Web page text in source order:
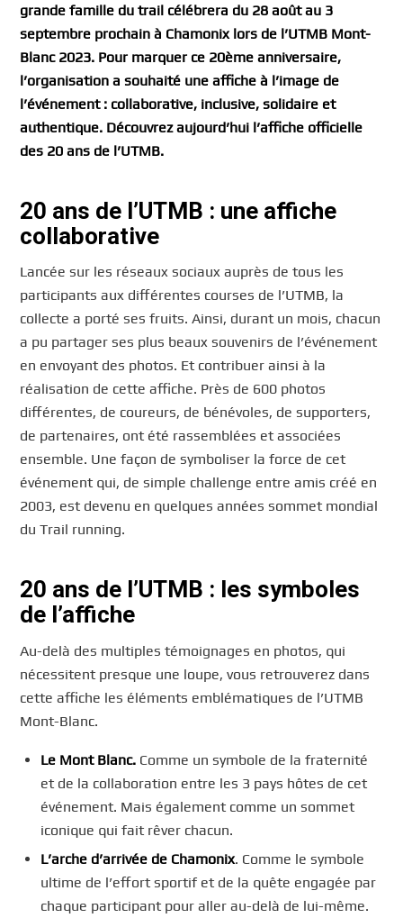
grande famille du trail célébrera du 28 août au 3
septembre prochain à Chamonix lors de l’UTMB Mont-
Blanc 2023. Pour marquer ce 20ème anniversaire,
l’organisation a souhaité une affiche à l’image de
l’événement : collaborative, inclusive, solidaire et
authentique. Découvrez aujourd’hui l’affiche officielle
des 20 ans de l’UTMB.
20 ans de l’UTMB : une affiche
collaborative
Lancée sur les réseaux sociaux auprès de tous les
participants aux différentes courses de l’UTMB, la
collecte a porté ses fruits. Ainsi, durant un mois, chacun
a pu partager ses plus beaux souvenirs de l’événement
en envoyant des photos. Et contribuer ainsi à la
réalisation de cette affiche. Près de 600 photos
différentes, de coureurs, de bénévoles, de supporters,
de partenaires, ont été rassemblées et associées
ensemble. Une façon de symboliser la force de cet
événement qui, de simple challenge entre amis créé en
2003, est devenu en quelques années sommet mondial
du Trail running.
20 ans de l’UTMB : les symboles
de l’affiche
Au-delà des multiples témoignages en photos, qui
nécessitent presque une loupe, vous retrouverez dans
cette affiche les éléments emblématiques de l’UTMB
Mont-Blanc.
Le Mont Blanc. Comme un symbole de la fraternité
et de la collaboration entre les 3 pays hôtes de cet
événement. Mais également comme un sommet
iconique qui fait rêver chacun.
L’arche d’arrivée de Chamonix. Comme le symbole
ultime de l’effort sportif et de la quête engagée par
chaque participant pour aller au-delà de lui-même.